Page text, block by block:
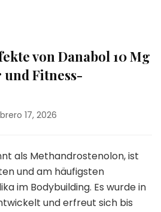
von Danabol 10 Mg
Fitness-
17, 2026
als Methandrostenolon, ist
und am häufigsten
im Bodybuilding. Es wurde in
und erfreut sich bis